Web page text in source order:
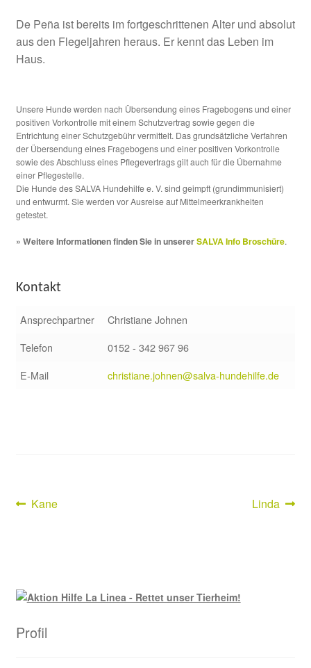
De Peña ist bereits im fortgeschrittenen Alter und absolut
aus den Flegeljahren heraus. Er kennt das Leben im
Haus.
Unsere Hunde werden nach Übersendung eines Fragebogens und einer
positiven Vorkontrolle mit einem Schutzvertrag sowie gegen die
Entrichtung einer Schutzgebühr vermittelt. Das grundsätzliche Verfahren
der Übersendung eines Fragebogens und einer positiven Vorkontrolle
sowie des Abschluss eines Pflegevertrags gilt auch für die Übernahme
einer Pflegestelle.
Die Hunde des SALVA Hundehilfe e. V. sind geimpft (grundimmunisiert)
und entwurmt. Sie werden vor Ausreise auf Mittelmeerkrankheiten
getestet.
» Weitere Informationen finden Sie in unsererSALVA Info Broschüre.
Kontakt
Ansprechpartner
Christiane Johnen
Telefon
0152 - 342 967 96
E-Mail
christiane.johnen@salva-hundehilfe.de
Beitragsnavigation
Vorheriger
Kane
Nächster
Linda
Profil